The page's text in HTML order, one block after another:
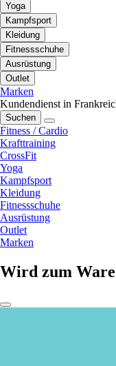
Yoga
Kampfsport
Kleidung
Fitnessschuhe
Ausrüstung
Outlet
Marken
Kundendienst in
Suchen
Fitness / Cardio
Krafttraining
CrossFit
Yoga
Kampfsport
Kleidung
Fitnessschuhe
Ausrüstung
Outlet
Marken
Wird zum